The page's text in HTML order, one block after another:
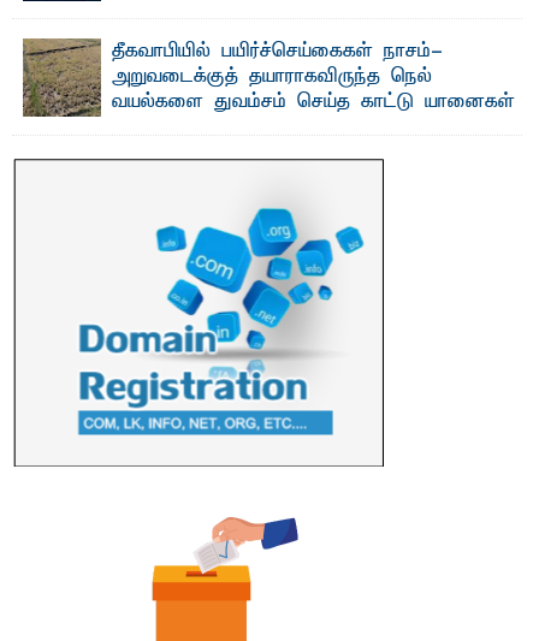
மற்றும் சிறப்புப் பரிசுகள்
எம்.வை. அமீர்- ஒ லுவிலில் அமைந்துள்ள தென்கிழக்குப்
பல்கலைக்கழகத்தின் 18ஆவது பொதுப் பட்டமளிப்பு விழா ...
தீகவாபியில் பயிர்ச்செய்கைகள் நாசம்-
அறுவடைக்குத் தயாராகவிருந்த நெல்
வயல்களை துவம்சம் செய்த காட்டு யானைகள்
காணப்பட்ட பல ...